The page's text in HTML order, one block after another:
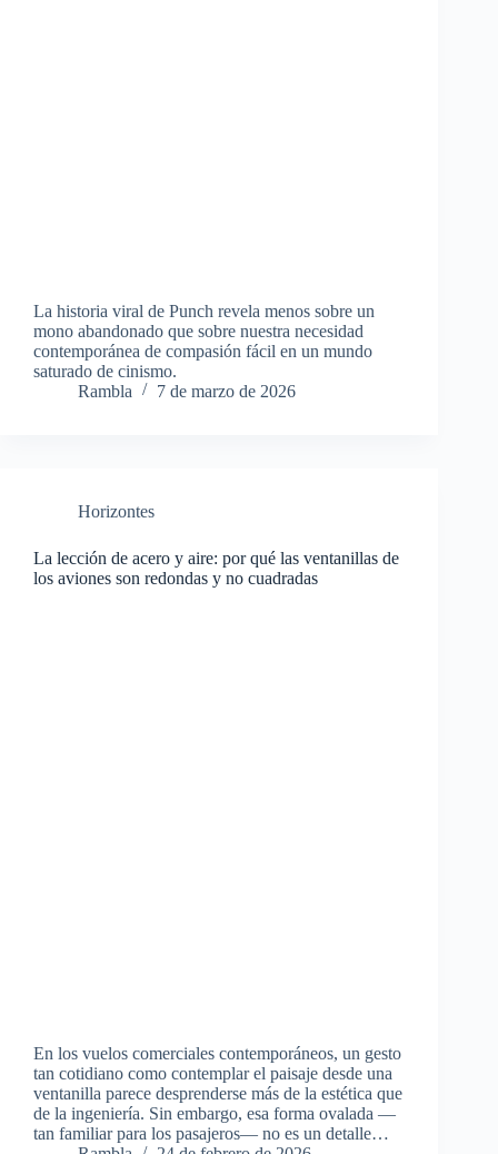
La historia viral de Punch revela menos sobre un
mono abandonado que sobre nuestra necesidad
contemporánea de compasión fácil en un mundo
saturado de cinismo.
Rambla
7 de marzo de 2026
Horizontes
La lección de acero y aire: por qué las ventanillas de
los aviones son redondas y no cuadradas
En los vuelos comerciales contemporáneos, un gesto
tan cotidiano como contemplar el paisaje desde una
ventanilla parece desprenderse más de la estética que
de la ingeniería. Sin embargo, esa forma ovalada —
tan familiar para los pasajeros— no es un detalle…